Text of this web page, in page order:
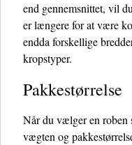
end gennemsnittet, vil
er længere for at være
endda forskellige
kropstyper.
Pakkestørrelse
Når du vælger en roben
vægten og